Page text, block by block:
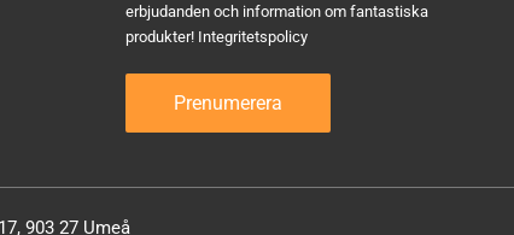
erbjudanden och information om fantastiska
produkter! Integritetspolicy
903 27 Umeå